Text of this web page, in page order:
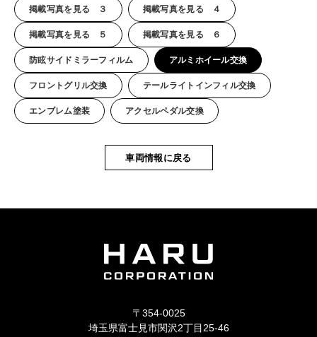
掲載写真を見る ３ 掲載写真を見る ４
掲載写真を見る ５ 掲載写真を見る ６
防眩サイドミラーフィルム アルミホイール交換
フロントグリル交換 テールライトインフィル交換
エンブレム塗装 アクセルペダル交換
車両情報に戻る
〒354-0025
埼玉県富士見市関沢2丁目25-46